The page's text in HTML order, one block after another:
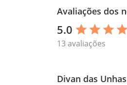
Avaliações dos
5.0 star star star star
13 avaliações
Divan das